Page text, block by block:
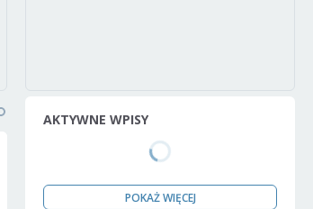
AKTYWNE WPISY
POKAŻ WIĘCEJ